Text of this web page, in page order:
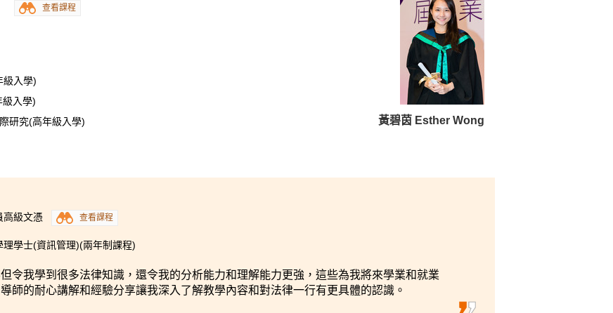
黃碧茵 Esther Wong
查看課程
級入學)
入學)
研究(高年級入學)
重的包袱，我埋怨過亦不忿過；然而兩年後，我體驗到什麼為
確目標」十分重要。回想這兩年的學習生活，真是「塞翁失
兩年間，我看到了自己的成長與改變，更看到了自己努力後
如積極看待，讓自己在新環境中學習和成長。
高級文憑
查看課程
理學士(資訊管理)(兩年制課程)
令我學到很多法律知識，還令我的分析能力和理解能力更強，這些為我將來學業和就業
師的耐心講解和經驗分享讓我深入了解教學內容和對法律一行有更具體的認識。